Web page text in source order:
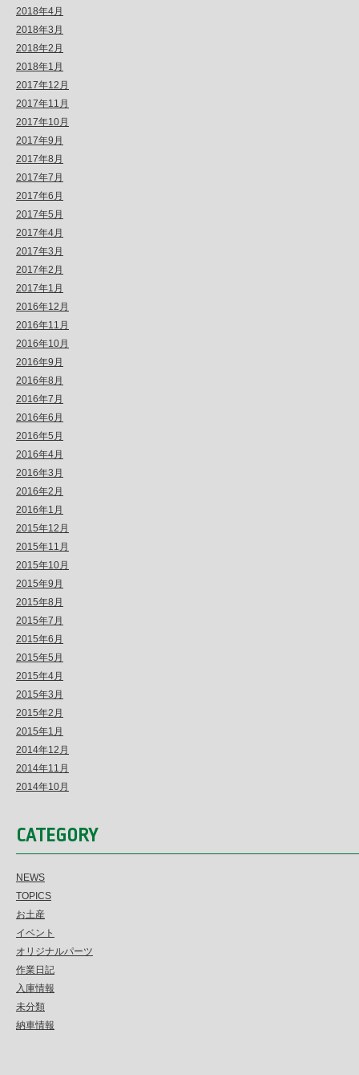
2018年4月
2018年3月
2018年2月
2018年1月
2017年12月
2017年11月
2017年10月
2017年9月
2017年8月
2017年7月
2017年6月
2017年5月
2017年4月
2017年3月
2017年2月
2017年1月
2016年12月
2016年11月
2016年10月
2016年9月
2016年8月
2016年7月
2016年6月
2016年5月
2016年4月
2016年3月
2016年2月
2016年1月
2015年12月
2015年11月
2015年10月
2015年9月
2015年8月
2015年7月
2015年6月
2015年5月
2015年4月
2015年3月
2015年2月
2015年1月
2014年12月
2014年11月
2014年10月
CATEGORY
NEWS
TOPICS
お土産
イベント
オリジナルパーツ
作業日記
入庫情報
未分類
納車情報